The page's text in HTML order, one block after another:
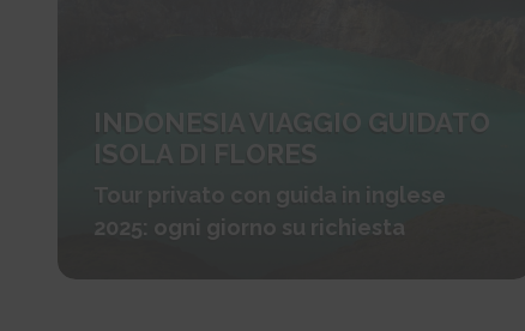
INDONESIA VIAGGIO GUIDATO
ISOLA DI FLORES
Tour privato con guida in inglese
2025: ogni giorno su richiesta